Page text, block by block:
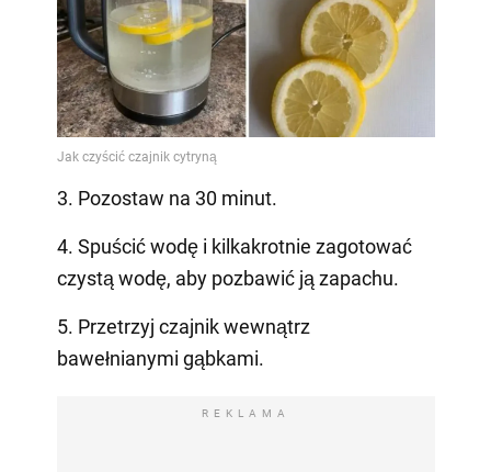
3. Pozostaw na 30 minut.
4. Spuścić wodę i kilkakrotnie zagotować
czystą wodę, aby pozbawić ją zapachu.
5. Przetrzyj czajnik wewnątrz
bawełnianymi gąbkami.
REKLAMA